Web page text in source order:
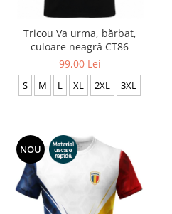
Accesorii
Colecții
România
Haine dacice
Simboluri tradiționale
Tricouri de poveste
Carduri Cadou
Colecții speciale
Tricouri Andra
Tricou Va urma, bărbat,
culoare neagră CT86
99,00 Lei
S M L XL 2XL 3XL
NOU